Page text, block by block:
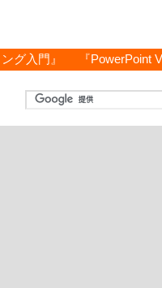
グ入門』 『PowerPoint